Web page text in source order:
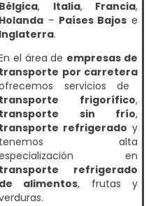
Bélgica, Italia, Francia,
Holanda – Países Bajos e
Inglaterra.
el área de empresas de
transporte por carretera
servicios de
transporte frigorífico,
transporte sin frío,
transporte refrigerado y
tenemos alta
en
transporte refrigerado
de alimentos, frutas y